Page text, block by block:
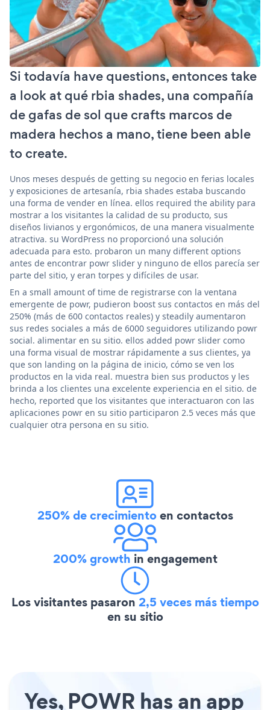
Si todavía have questions, entonces take
a look at qué rbia shades, una compañía
de gafas de sol que crafts marcos de
madera hechos a mano, tiene been able
to create.
Unos meses después de getting su negocio en ferias locales
y exposiciones de artesanía, rbia shades estaba buscando
una forma de vender en línea. ellos required the ability para
mostrar a los visitantes la calidad de su producto, sus
diseños livianos y ergonómicos, de una manera visualmente
atractiva. su WordPress no proporcionó una solución
adecuada para esto. probaron un many different options
antes de encontrar powr slider y ninguno de ellos parecía ser
parte del sitio, y eran torpes y difíciles de usar.
En a small amount of time de registrarse con la ventana
emergente de powr, pudieron boost sus contactos en más del
250% (más de 600 contactos reales) y steadily aumentaron
sus redes sociales a más de 6000 seguidores utilizando powr
social. alimentar en su sitio. ellos added powr slider como
una forma visual de mostrar rápidamente a sus clientes, ya
que son landing on la página de inicio, cómo se ven los
productos en la vida real. muestra bien sus productos y les
brinda a los clientes una excelente experiencia en el sitio. de
hecho, reported que los visitantes que interactuaron con las
aplicaciones powr en su sitio participaron 2.5 veces más que
cualquier otra persona en su sitio.
250% de crecimientoen contactos
200% growth in engagement
Los visitantes pasaron 2,5 veces más tiempo
en su sitio
Yes, POWR has an app